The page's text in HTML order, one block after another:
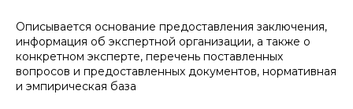
Описывается основание предоставления заключения,
информация об экспертной организации, а также о
конкретном эксперте, перечень поставленных
вопросов и предоставленных документов, нормативная
и эмпирическая база